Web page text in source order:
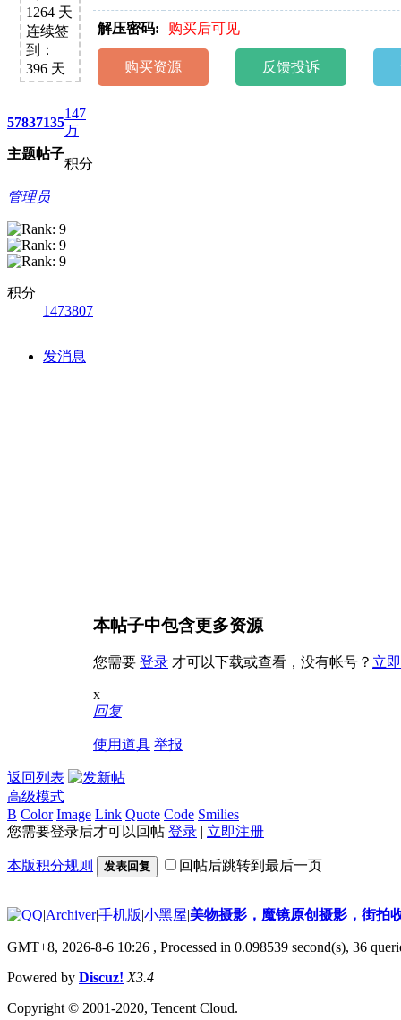
1264 天
连续签
到：
396 天
5783
主题
7135
帖子
147
万
积分
管理员
积分
1473807
发消息
解压密码: 购买后可见
购买资源 反馈投诉
本帖子中包含更多资源
您需要 登录 才可以下载或查看，没有帐号？ 立
x
回复
使用道具 举报
返回列表
高级模式
B Color Image Link Quote Code Smilies
您需要登录后才可以回帖 登录 | 立即注册
本版积分规则 发表回复 回帖后跳转到最后一页
|Archiver|手机版|小黑屋|美物摄影，魔镜原创摄影，街拍
GMT+8, 2026-8-6 10:26 , Processed in 0.098539 second(s), 36
Powered by Discuz! X3.4
Copyright © 2001-2020, Tencent Cloud.